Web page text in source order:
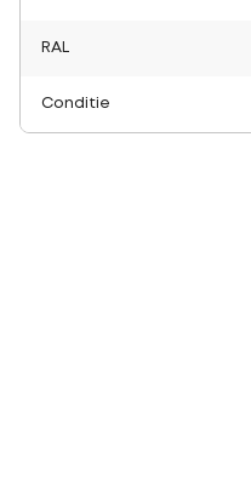
RAL
Conditie